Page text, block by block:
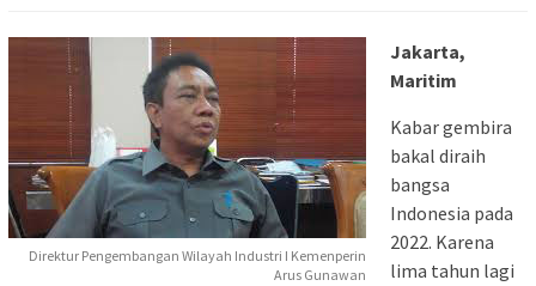
Direktur Pengembangan Wilayah Industri I Kemenperin
Arus Gunawan
Jakarta,
Maritim
Kabar gembira
bakal diraih
bangsa
Indonesia pada
2022. Karena
lima tahun lagi